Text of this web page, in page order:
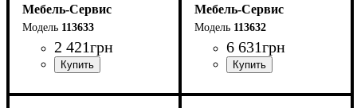
Мебель-Сервис
113633
2 421грн
Мебель-Сервис
113632
6 631грн